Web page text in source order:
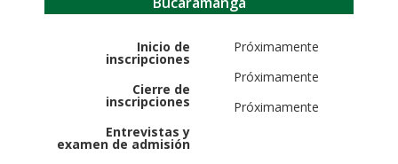
Inicio de
inscripciones
Cierre de
inscripciones
Entrevistas y
examen de admisión
Próximamente
Próximamente
Próximamente